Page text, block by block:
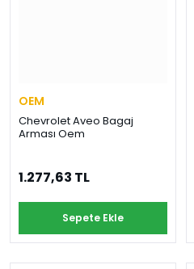
OEM
Chevrolet Aveo Bagaj
Arması Oem
1.277,63 TL
Sepete Ekle